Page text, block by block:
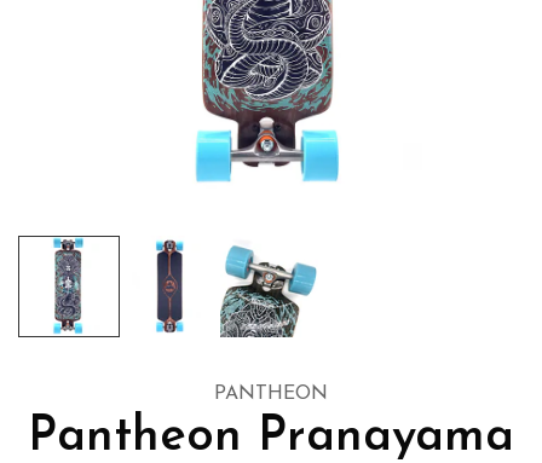
PANTHEON
Pantheon Pranayama